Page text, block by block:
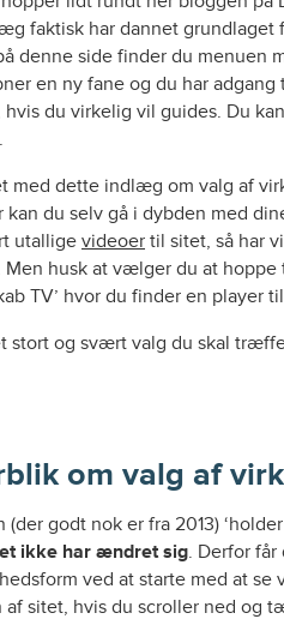
faktisk har dannet
denne side finder du menuen
en ny fane og du har
hvis du virkelig vil guides. Du
med dette indlæg om valg af
kan du selv gå i dybden med
utalligevideoer til sitet, så har
Men husk at vælger du at
TV’ hvor du finder en player
stort og svært valg du skal
om valg af
(der godt nok er fra 2013)
ikke har ændret sig. Derfor
ved at starte med at
af sitet, hvis du scroller ned og